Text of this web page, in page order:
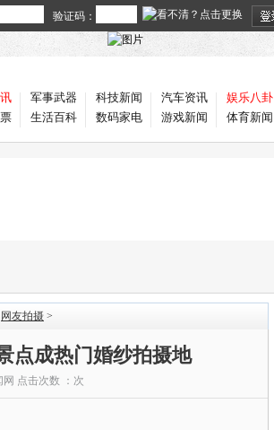
验证码：
军事武器
生活百科
科技新闻
数码家电
汽车资讯
游戏新闻
娱乐八卦
体育新闻
网友拍摄 >
点成热门婚纱拍摄地
网 点击次数 ： 次